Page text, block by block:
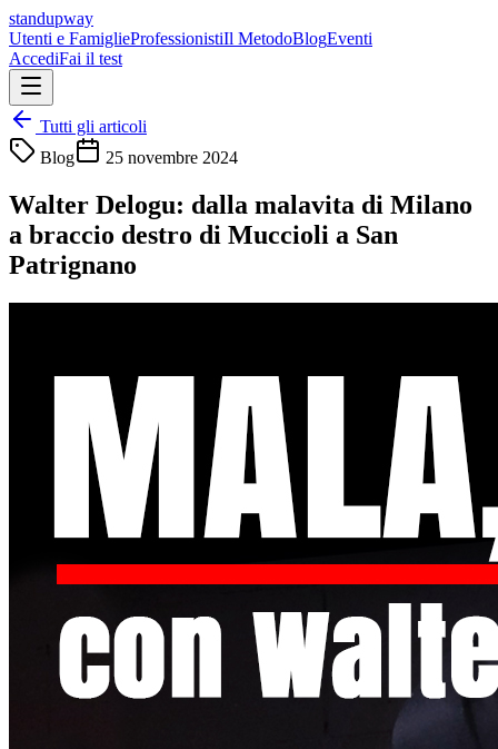
standupway
Utenti e FamiglieProfessionistiIl MetodoBlogEventi
AccediFai il test
Tutti gli articoli
Blog
25 novembre 2024
Walter Delogu: dalla malavita di Milano
a braccio destro di Muccioli a San
Patrignano